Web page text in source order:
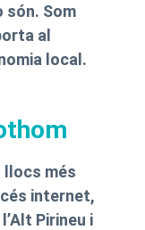
són. Som
al
local.
llocs més
internet,
Pirineu i